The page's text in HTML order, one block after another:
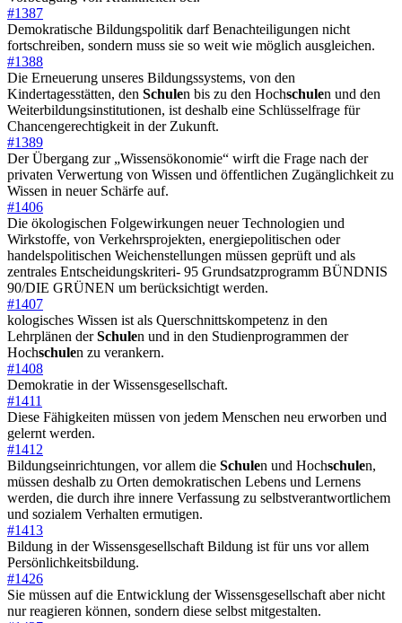
#1387
Demokratische Bildungspolitik darf Benachteiligungen nicht
fortschreiben, sondern muss sie so weit wie möglich ausgleichen.
#1388
Die Erneuerung unseres Bildungssystems, von den
Kindertagesstätten, den Schulen bis zu den Hochschulen und den
Weiterbildungsinstitutionen, ist deshalb eine Schlüsselfrage für
Chancengerechtigkeit in der Zukunft.
#1389
Der Übergang zur „Wissensökonomie“ wirft die Frage nach der
privaten Verwertung von Wissen und öffentlichen Zugänglichkeit zu
Wissen in neuer Schärfe auf.
#1406
Die ökologischen Folgewirkungen neuer Technologien und
Wirkstoffe, von Verkehrsprojekten, energiepolitischen oder
handelspolitischen Weichenstellungen müssen geprüft und als
zentrales Entscheidungskriteri- 95 Grundsatzprogramm BÜNDNIS
90/DIE GRÜNEN um berücksichtigt werden.
#1407
kologisches Wissen ist als Querschnittskompetenz in den
Lehrplänen derSchulen und in den Studienprogrammen der
Hochschulen zu verankern.
#1408
Demokratie in der Wissensgesellschaft.
#1411
Diese Fähigkeiten müssen von jedem Menschen neu erworben und
gelernt werden.
#1412
Bildungseinrichtungen, vor allem die Schulen und Hochschulen,
müssen deshalb zu Orten demokratischen Lebens und Lernens
werden, die durch ihre innere Verfassung zu selbstverantwortlichem
und sozialem Verhalten ermutigen.
#1413
Bildung in der Wissensgesellschaft Bildung ist für uns vor allem
Persönlichkeitsbildung.
#1426
Sie müssen auf die Entwicklung der Wissensgesellschaft aber nicht
nur reagieren können, sondern diese selbst mitgestalten.